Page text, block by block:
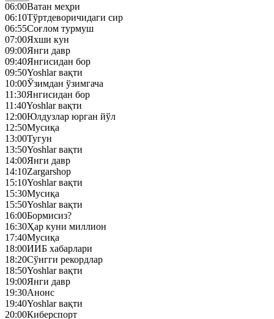
06:00Ватан меҳри
06:10Тўртдеворичидаги сир
06:55Соғлом турмуш
07:00Яхши кун
09:00Янги давр
09:40Янгисидан бор
09:50Yoshlar вақти
10:00Ўзимдан ўзимгача
11:30Янгисидан бор
11:40Yoshlar вақти
12:00Юлдузлар юрган йўл
12:50Mусиқа
13:00Тугун
13:50Yoshlar вақти
14:00Янги давр
14:10Zargarshop
15:10Yoshlar вақти
15:30Mусиқа
15:50Yoshlar вақти
16:00Бормисиз?
16:30Ҳар куни миллион
17:40Mусиқа
18:00ИИБ хабарлари
18:20Сўнгги рекордлар
18:50Yoshlar вақти
19:00Янги давр
19:30Анонс
19:40Yoshlar вақти
20:00Киберспорт